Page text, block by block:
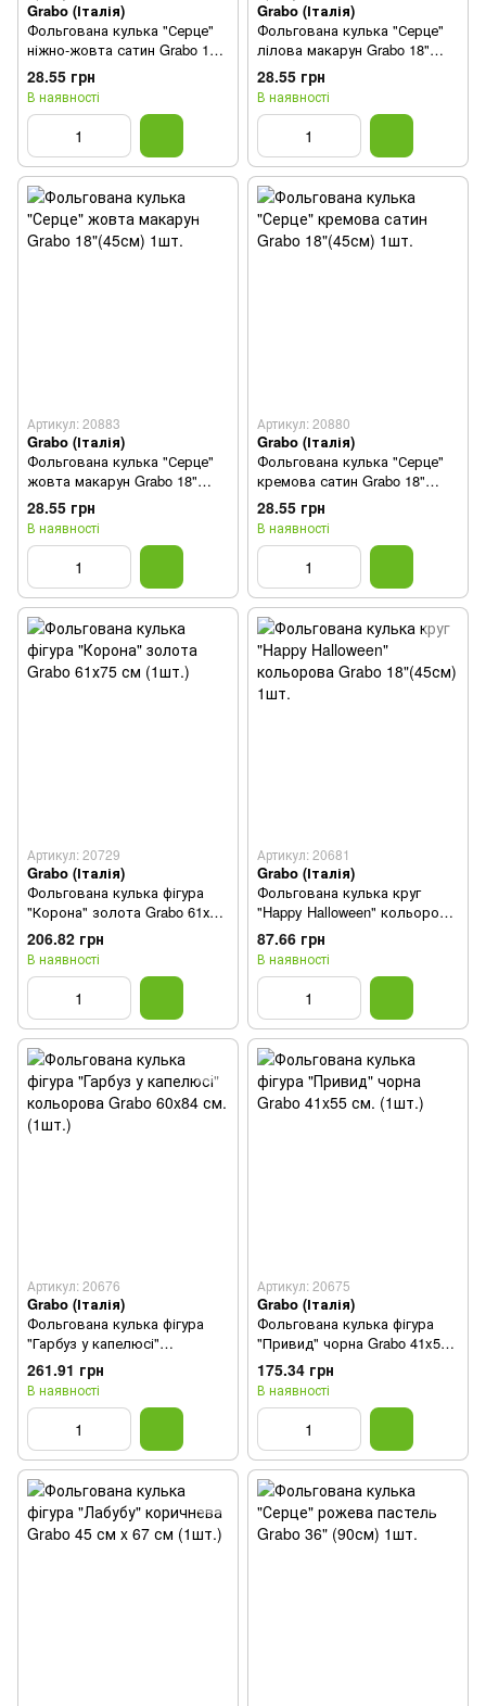
Grabo (Італія)
Фольгована кулька "Серце"
ніжно-жовта сатин Grabo 18"
(45см) 1шт.
28.55 грн
В наявності
Grabo (Італія)
Фольгована кулька "Серце"
лілова макарун Grabo 18"
(45см) 1шт.
28.55 грн
В наявності
Артикул: 20883
Grabo (Італія)
Фольгована кулька "Серце"
жовта макарун Grabo 18"
(45см) 1шт.
28.55 грн
В наявності
Артикул: 20880
Grabo (Італія)
Фольгована кулька "Серце"
кремова сатин Grabo 18"
(45см) 1шт.
28.55 грн
В наявності
Артикул: 20729
Grabo (Італія)
Фольгована кулька фігура
"Корона" золота Grabo 61х75
см (1шт.)
206.82 грн
В наявності
Артикул: 20681
Grabo (Італія)
Фольгована кулька круг
"Happy Halloween" кольорова
Grabo 18"(45см) 1шт.
87.66 грн
В наявності
Артикул: 20676
Grabo (Італія)
Фольгована кулька фігура
"Гарбуз у капелюсі"
кольорова Grabo 60x84 см.
(1шт.)
261.91 грн
В наявності
Артикул: 20675
Grabo (Італія)
Фольгована кулька фігура
"Привид" чорна Grabo 41x55
см. (1шт.)
175.34 грн
В наявності